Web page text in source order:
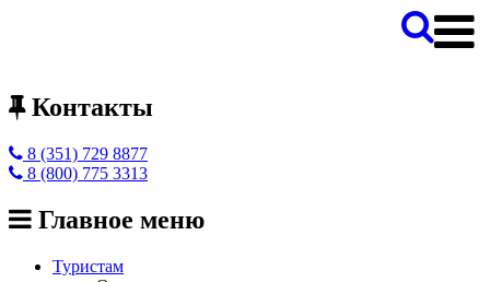
Контакты
8 (351) 729 8877
8 (800) 775 3313
Главное меню
Туристам